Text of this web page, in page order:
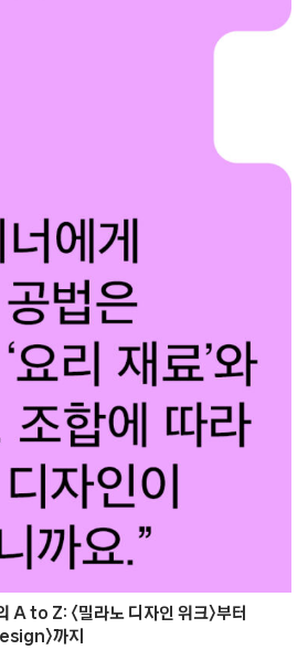
to Z: 〈밀라노 디자인 위크〉부터
〉까지